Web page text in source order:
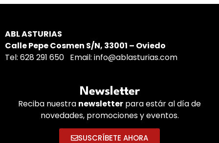
ABL ASTURIAS
Calle Pepe Cosmen S/N, 33001 – Oviedo
Tel: 628 291 650 Email: info@ablasturias.com
Newsletter
Reciba nuestra newsletter para estár al día de
novedades, promociones y eventos.
SUSCRÍBETE AHORA